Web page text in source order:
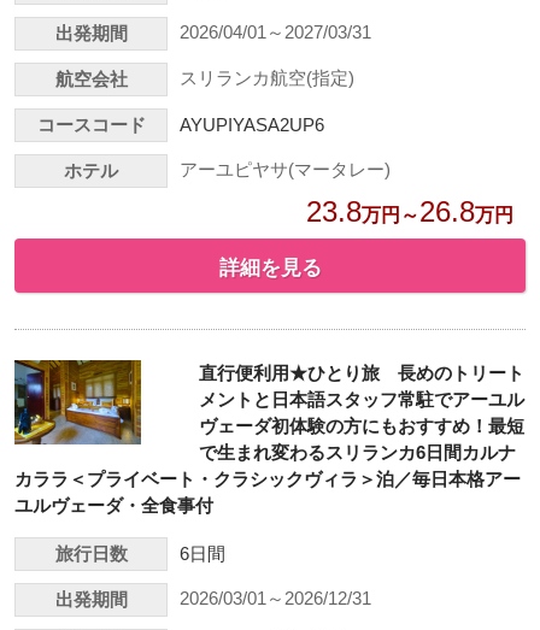
出発期間 2026/04/01～2027/03/31
航空会社 スリランカ航空(指定)
コースコード AYUPIYASA2UP6
ホテル アーユピヤサ(マータレー)
23.8万円～26.8万円
詳細を見る
直行便利用★ひとり旅 長めのトリート
メントと日本語スタッフ常駐でアーユル
ヴェーダ初体験の方にもおすすめ！最短
で生まれ変わるスリランカ6日間カルナ
カララ＜プライベート・クラシックヴィラ＞泊／毎日本格アー
ユルヴェーダ・全食事付
旅行日数 6日間
出発期間 2026/03/01～2026/12/31